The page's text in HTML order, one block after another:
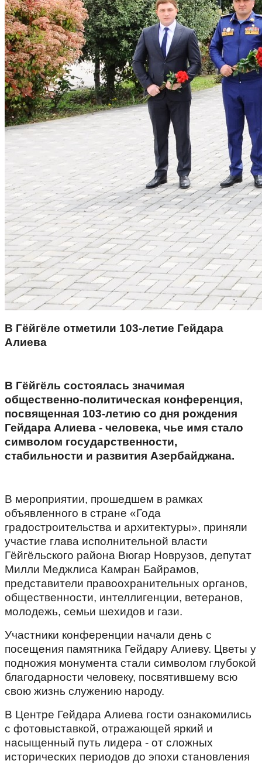
В Гёйгёле отметили 103-летие Гейдара
Алиева
В Гёйгёль состоялась значимая
общественно-политическая конференция,
посвященная 103-летию со дня рождения
Гейдара Алиева - человека, чье имя стало
символом государственности,
стабильности и развития Азербайджана.
В мероприятии, прошедшем в рамках
объявленного в стране «Года
градостроительства и архитектуры», приняли
участие глава исполнительной власти
Гёйгёльского района Вюгар Новрузов, депутат
Милли Меджлиса Камран Байрамов,
представители правоохранительных органов,
общественности, интеллигенции, ветеранов,
молодежь, семьи шехидов и гази.
Участники конференции начали день с
посещения памятника Гейдару Алиеву. Цветы у
подножия монумента стали символом глубокой
благодарности человеку, посвятившему всю
свою жизнь служению народу.
В Центре Гейдара Алиева гости ознакомились
с фотовыставкой, отражающей яркий и
насыщенный путь лидера - от сложных
исторических периодов до эпохи становления